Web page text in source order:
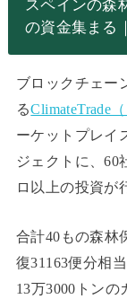
スペインの森
の資金集まる
ブロックチェー
るClimateTrade
ーケットプレイ
ジェクトに、60
ロ以上の投資が
合計40もの森林
復31163便分相
13万3000トン